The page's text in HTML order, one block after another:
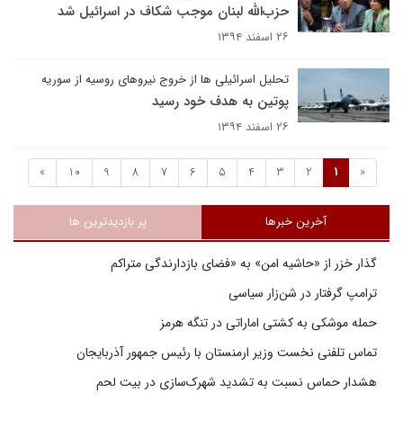
حزب‌الله لبنان موجب شکاف در اسرائیل شد
۲۶ اسفند ۱۳۹۴
تحلیل اسرائیلی ها از خروج نیروهای روسیه از سوریه
پوتین به هدف خود رسید
۲۶ اسفند ۱۳۹۴
«
1
2
3
4
5
6
7
8
9
10
»
آخرین خبرها پر بازدیدترین ها
گذار خزر از «حاشیه امن» به «فضای بازدارندگی متراکم
ترامپ گرفتار در شن‌زار سیاسی
حمله موشکی به کشتی اماراتی در تنگه هرمز
تماس تلفنی نخست وزیر ارمنستان با رئیس جمهور آذربایجان
هشدار حماس نسبت به تشدید شهرک‌سازی در بیت‌ لحم